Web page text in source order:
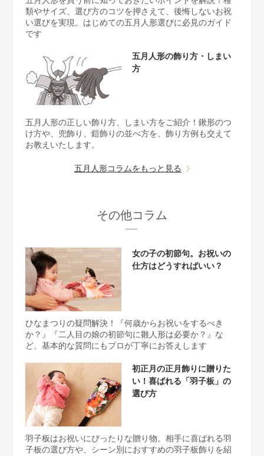
類やサイズ、選び方のコツを押さえて、後悔しないお祝
い選びを実現。はじめての五月人形選びに必見のガイド
です
五月人形の飾り方・しまい
方
五月人形の正しい飾り方、しまい方をご紹介！鍬形のつ
け方や、兜飾り、鎧飾りの並べ方を、飾り方例も交えて
お教えいたします。
五月人形コラムをもっと見る
その他コラム
女の子の初節句。お祝いの
仕方はどうすればいい？
ひなまつりの疑問解決！『何歳からお祝いをするべき
か？』『二人目の娘の初節句に雛人形は必要か？』な
ど、基本的な質問にもプロが丁寧にお答えします
初正月の正月飾りに贈りた
い！喜ばれる「羽子板」の
選び方
羽子板はお祝いにぴったりな贈り物。相手に喜ばれる羽
子板の選び方や、シーン別におすすめの羽子板飾りを紹